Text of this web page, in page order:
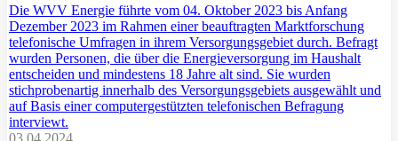
Die WVV Energie führte vom 04. Oktober 2023 bis Anfang
Dezember 2023 im Rahmen einer beauftragten Marktforschung
telefonische Umfragen in ihrem Versorgungsgebiet durch. Befragt
wurden Personen, die über die Energieversorgung im Haushalt
entscheiden und mindestens 18 Jahre alt sind. Sie wurden
stichprobenartig innerhalb des Versorgungsgebiets ausgewählt und
auf Basis einer computergestützten telefonischen Befragung
interviewt.
03.04.2024